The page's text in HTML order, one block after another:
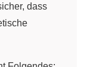
dass